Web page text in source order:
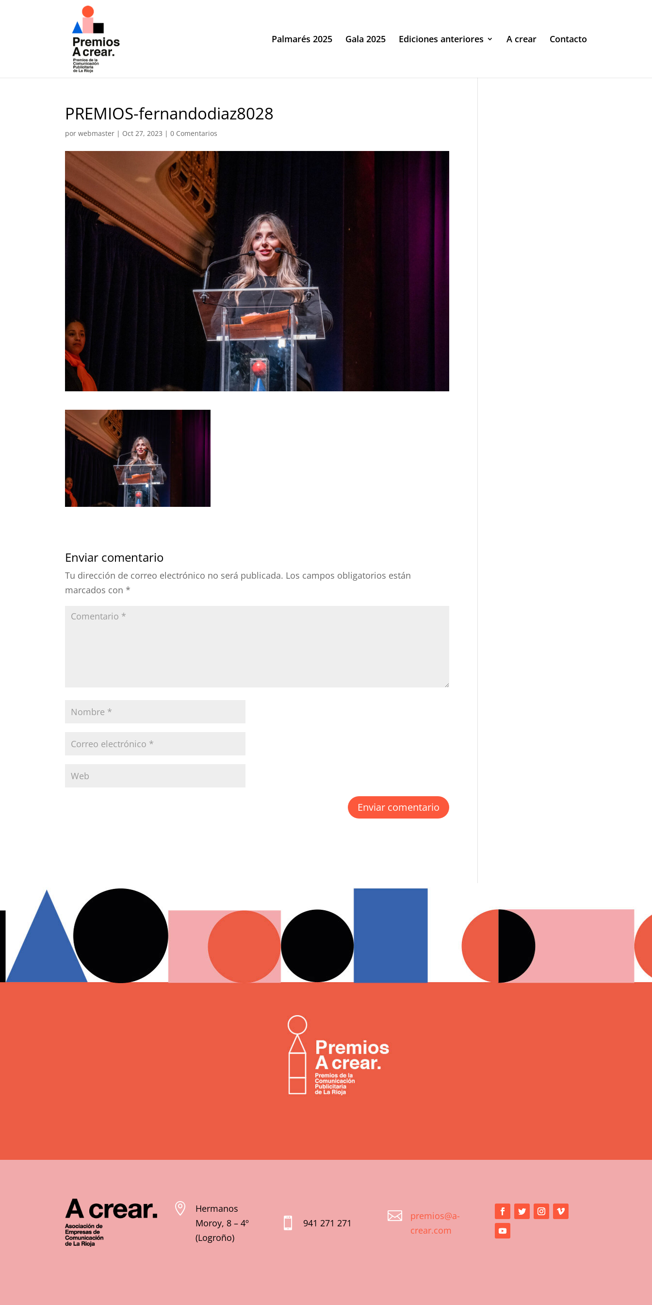
Palmarés 2025 Gala 2025 Ediciones anteriores A crear Contacto
PREMIOS-fernandodiaz8028
porwebmaster | Oct 27, 2023 |0 Comentarios
Enviar comentario
Tu dirección de correo electrónico no será publicada. Los campos obligatorios están
marcados con *

Hermanos
Moroy, 8 – 4º
(Logroño)
 941 271 271 
premios@a-
crear.com